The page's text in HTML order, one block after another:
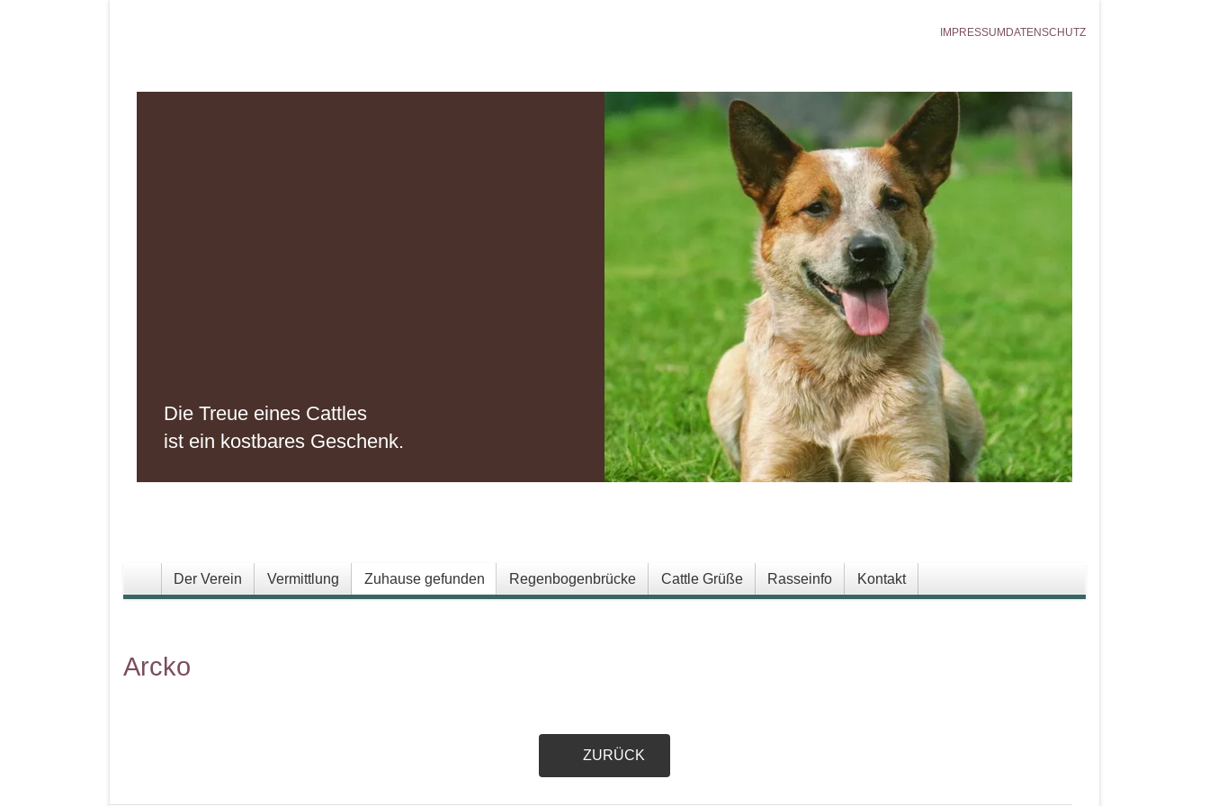
IMPRESSUM DATENSCHUTZ
Die Treue eines Cattles
ist ein kostbares Geschenk.
Der Verein Vermittlung Zuhause gefunden Regenbogenbrücke Cattle Grüße Rasseinfo Kontakt
Arcko
ZURÜCK